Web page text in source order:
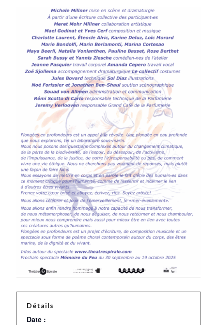
Détails
Date :